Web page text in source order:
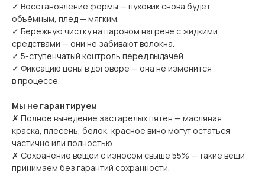
✓ Восстановление формы — пуховик снова будет
объёмным, плед — мягким.
✓ Бережную чистку на паровом нагреве с жидкими
средствами — они не забивают волокна.
✓ 5-ступенчатый контроль перед выдачей.
✓ Фиксацию цены в договоре — она не изменится
в процессе.
Мы не гарантируем
✗ Полное выведение застарелых пятен — масляная
краска, плесень, белок, красное вино могут остаться
частично или полностью.
✗ Сохранение вещей с износом свыше 55% — такие вещи
принимаем без гарантий сохранности.